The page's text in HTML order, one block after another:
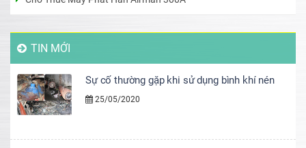
TIN MỚI
Sự cố thường gặp khi sử dụng bình khí nén
25/05/2020